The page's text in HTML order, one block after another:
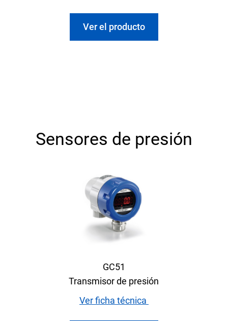
Ver el producto
Sensores de presión
GC51
Transmisor de presión
Ver ficha técnica